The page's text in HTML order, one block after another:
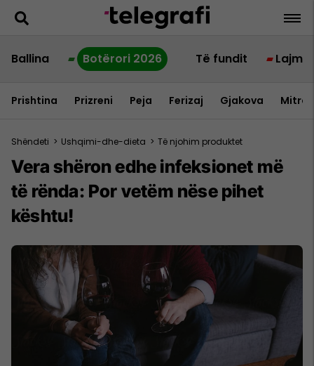
Ballina Botërori 2026 Të fundit Lajme
Prishtina Prizreni Peja Ferizaj Gjakova
Shëndeti > Ushqimi-dhe-dieta > Të njohim produktet
Vera shëron edhe infeksionet më
të rënda: Por vetëm nëse pihet
kështu!